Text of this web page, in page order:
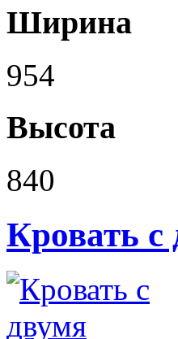
Ширина
954
Высота
840
Кровать